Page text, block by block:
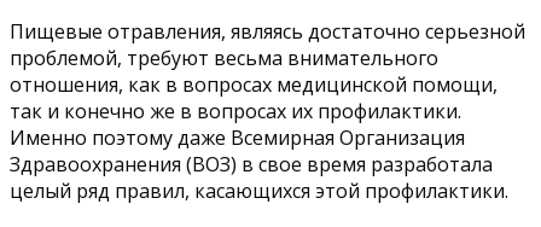
Пищевые отравления, являясь достаточно серьезной
проблемой, требуют весьма внимательного
отношения, как в вопросах медицинской помощи,
так и конечно же в вопросах их профилактики.
Именно поэтому даже Всемирная Организация
Здравоохранения (ВОЗ) в свое время разработала
целый ряд правил, касающихся этой профилактики.